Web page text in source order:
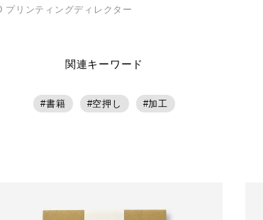
プリンティングディレクター
関連キーワード
書籍 空押し 加工